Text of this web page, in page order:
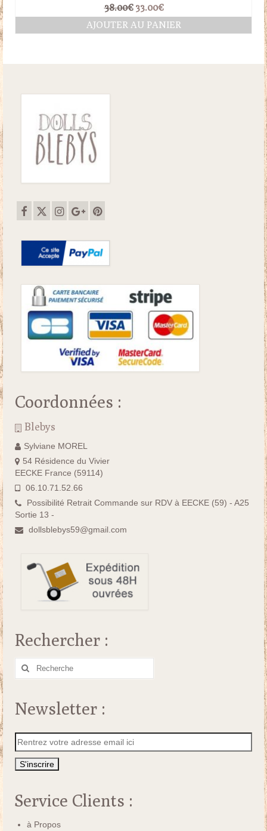
38.00€ Le
prix
initial
33.00€Le
prix
actuel
AJOUTER AU PANIER
Coordonnées :
Blebys
Sylviane MOREL
54 Résidence du Vivier
EECKE France (59114)
06.10.71.52.66
Possibilité Retrait Commande sur RDV à EECKE (59) - A25
Sortie 13 -
dollsblebys59@gmail.com
Rechercher :
Rechercher
Newsletter :
Service Clients :
à Propos